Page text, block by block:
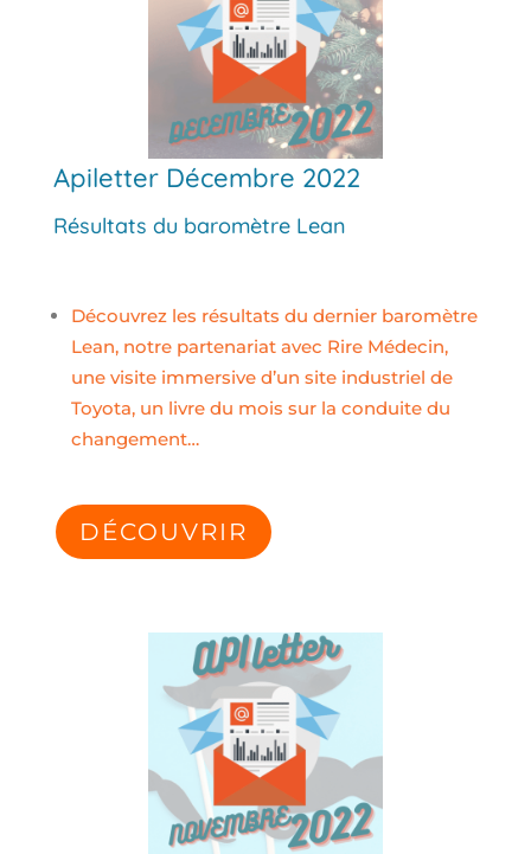
Apiletter Décembre 2022
Résultats du baromètre Lean
Découvrez les résultats du dernier baromètre
Lean, notre partenariatavec Rire Médecin,
une visite immersive d’un site industriel de
Toyota, un livre du mois sur la conduite du
changement…
DÉCOUVRIR